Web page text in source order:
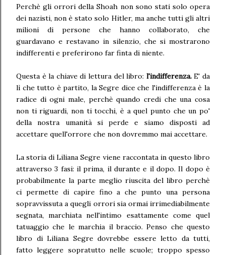
Perchè gli orrori della Shoah non sono stati solo opera
dei nazisti, non è stato solo Hitler, ma anche tutti gli altri
milioni di persone che hanno collaborato, che
guardavano e restavano in silenzio, che si mostrarono
indifferenti e preferirono far finta di niente.
Questa è la chiave di lettura del libro: l'indifferenza.E' da
lì che tutto è partito, la Segre dice che l'indifferenza è la
radice di ogni male, perchè quando credi che una cosa
non ti riguardi, non ti tocchi, è a quel punto che un po'
della nostra umanità si perde e siamo disposti ad
accettare quell'orrore che non dovremmo mai accettare.
La storia di Liliana Segre viene raccontata in questo libro
attraverso 3 fasi: il prima, il durante e il dopo. Il dopo è
probabilmente la parte meglio riuscita del libro perchè
ci permette di capire fino a che punto una persona
sopravvissuta a quegli orrori sia ormai irrimediabilmente
segnata, marchiata nell'intimo esattamente come quel
tatuaggio che le marchia il braccio. Penso che questo
libro di Liliana Segre dovrebbe essere letto da tutti,
fatto leggere sopratutto nelle scuole; troppo spesso